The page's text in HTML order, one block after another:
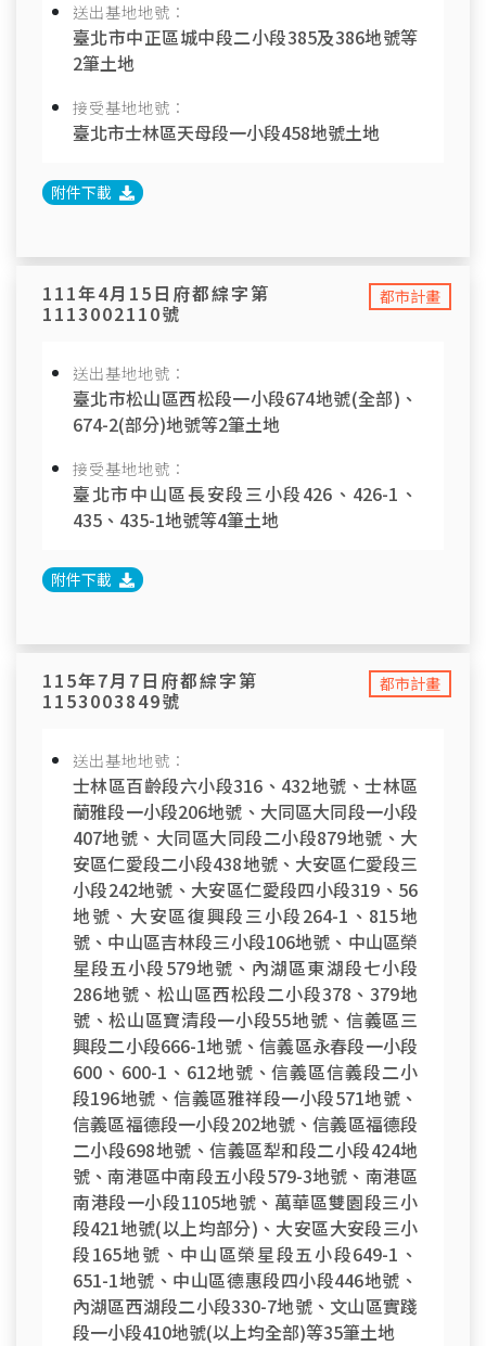
送出基地地號：
臺北市中正區城中段二小段385及386地號等
2筆土地
接受基地地號：
臺北市士林區天母段一小段458地號土地
附件下載
都市計畫
111年4月15日府都綜字第
1113002110號
送出基地地號：
臺北市松山區西松段一小段674地號(全部)、
674-2(部分)地號等2筆土地
接受基地地號：
臺北市中山區長安段三小段426、426-1、
435、435-1地號等4筆土地
附件下載
都市計畫
115年7月7日府都綜字第
1153003849號
送出基地地號：
士林區百齡段六小段316、432地號、士林區
蘭雅段一小段206地號、大同區大同段一小段
407地號、大同區大同段二小段879地號、大
安區仁愛段二小段438地號、大安區仁愛段三
小段242地號、大安區仁愛段四小段319、56
地號、大安區復興段三小段264-1、815地
號、中山區吉林段三小段106地號、中山區榮
星段五小段579地號、內湖區東湖段七小段
286地號、松山區西松段二小段378、379地
號、松山區寶清段一小段55地號、信義區三
興段二小段666-1地號、信義區永春段一小段
600、600-1、612地號、信義區信義段二小
段196地號、信義區雅祥段一小段571地號、
信義區福德段一小段202地號、信義區福德段
二小段698地號、信義區犁和段二小段424地
號、南港區中南段五小段579-3地號、南港區
南港段一小段1105地號、萬華區雙園段三小
段421地號(以上均部分)、大安區大安段三小
段165地號、中山區榮星段五小段649-1、
651-1地號、中山區德惠段四小段446地號、
內湖區西湖段二小段330-7地號、文山區實踐
段一小段410地號(以上均全部)等35筆土地